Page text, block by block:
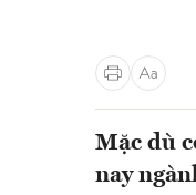
Mặc dù
nay